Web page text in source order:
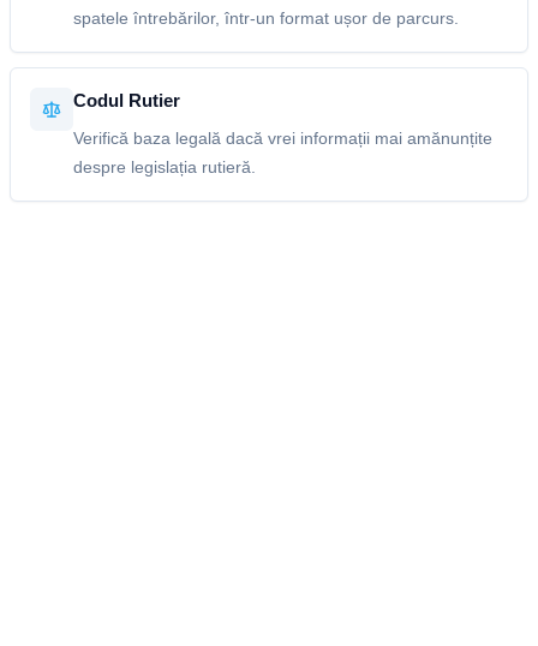
spatele întrebărilor, într-un format ușor de parcurs.
Codul Rutier
Verifică baza legală dacă vrei informații mai amănunțite
despre legislația rutieră.